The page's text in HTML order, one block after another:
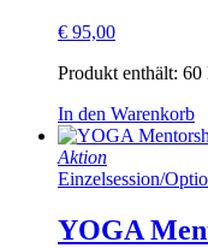
€ 95,00
Produkt enthält: 60
In den Warenkorb
Aktion
Einzelsession/
YOGA